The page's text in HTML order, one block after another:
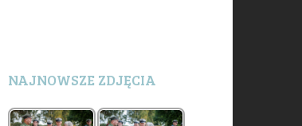
NAJNOWSZE ZDJĘCIA